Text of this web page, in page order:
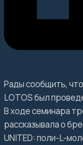
Рады сообщить,
LOTOS был
В ходе семинара
рассказывала о
UNITED: поли-L-